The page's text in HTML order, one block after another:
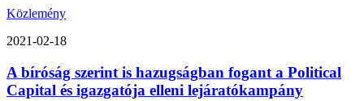
Közlemény
2021-02-18
A bíróság szerint is hazugságban fogant a Political
Capital és igazgatója elleni lejáratókampány